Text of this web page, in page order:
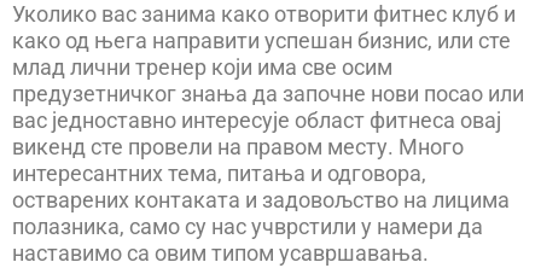
Уколико вас занима како отворити фитнес клуб и
како од њега направити успешан бизнис, или сте
млад лични тренер који има све осим
предузетничког знања да започне нови посао или
вас једноставно интересује област фитнеса овај
викенд сте провели на правом месту. Много
интересантних тема, питања и одговора,
остварених контаката и задовољство на лицима
полазника, само су нас учврстили у намери да
наставимо са овим типом усавршавања.